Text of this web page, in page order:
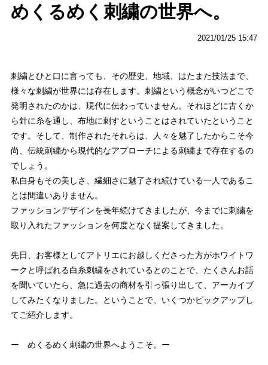
めくるめく刺繍の世界へ。
2021/01/25 15:47
刺繍とひと口に言っても、その歴史、地域、はたまた技法まで、
様々な刺繍が世界には存在します。刺繍という概念がいつどこで
発明されたのかは、現代に伝わっていません。それほどに古くか
ら針に糸を通し、布地に刺すということはされていたということ
です。そして、制作されたそれらは、人々を魅了したからこそ今
尚、伝統刺繍から現代的なアプローチによる刺繍まで存在するの
でしょう。
私自身もその美しさ、繊細さに魅了され続けている一人であるこ
とは間違いありません。
ファッションデザインを長年続けてきましたが、今までに刺繍を
取り入れたファッションを何度となく提案してきました。
先日、お客様としてアトリエにお越しくださった方がホワイトワ
ークと呼ばれる白糸刺繍をされているとのことで、たくさんお話
を聞いていたら、急に過去の商材を引っ張り出して、アーカイブ
してみたくなりました。ということで、いくつかピックアップし
てご紹介します。
ー めくるめく刺繍の世界へようこそ。ー